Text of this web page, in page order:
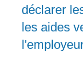
déclarer
les aides